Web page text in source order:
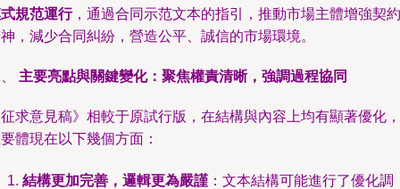
規范運行，通過合同示范文本的指引，推動市場主體增強契約
，減少合同糾紛，營造公平、誠信的市場環境。
主要亮點與關鍵變化：聚焦權責清晰，強調過程協同
求意見稿》相較于原試行版，在結構與內容上均有顯著優化，
體現在以下幾個方面：
結構更加完善，邏輯更為嚴謹 ：文本結構可能進行了優化調